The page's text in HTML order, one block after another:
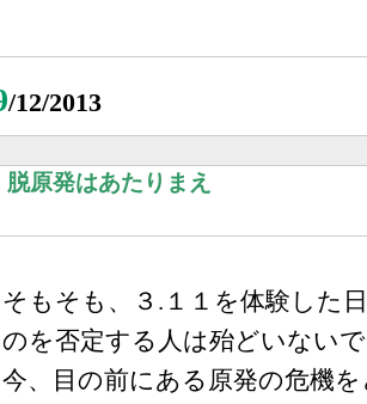
/12/2013
脱原発はあたりまえ
そもそも、３.１１を体験した
のを否定する人は殆どいない
今、目の前にある原発の危機